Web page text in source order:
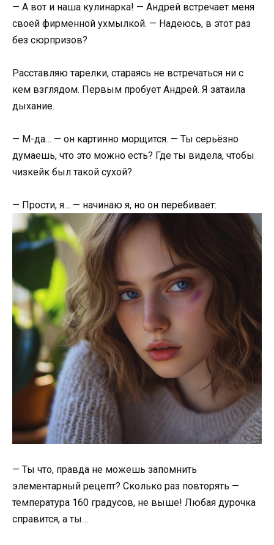
— А вот и наша кулинарка! — Андрей встречает меня
своей фирменной ухмылкой. — Надеюсь, в этот раз
без сюрпризов?
Расставляю тарелки, стараясь не встречаться ни с
кем взглядом. Первым пробует Андрей. Я затаила
дыхание.
— М-да… — он картинно морщится. — Ты серьёзно
думаешь, что это можно есть? Где ты видела, чтобы
чизкейк был такой сухой?
— Прости, я… — начинаю я, но он перебивает:
— Ты что, правда не можешь запомнить
элементарный рецепт? Сколько раз повторять —
температура 160 градусов, не выше! Любая дурочка
справится, а ты…